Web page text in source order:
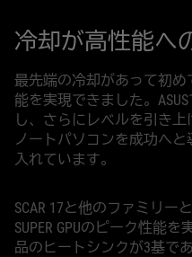
冷却が高性能へ
最先端の冷却があって初
能を実現できました。
し、さらにレベルを引き
ノートパソコンを成功へ
入れています。
SCAR 17と他のファミリー
SUPER GPUのピーク性能
品のヒートシンクが3基で